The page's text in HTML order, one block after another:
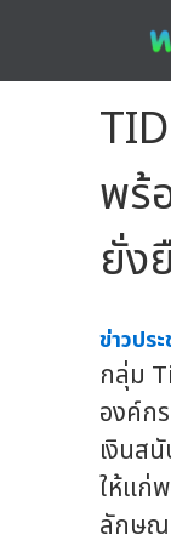
พร้
ยั่ง
ข่าวปร
กลุ่ม
องค์ก
เงินส
ให้แก่
ลักษณ